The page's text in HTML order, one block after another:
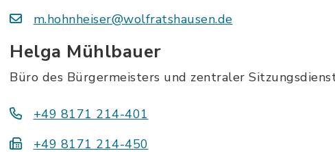
m.hohnheiser@wolfratshausen.de
Helga Mühlbauer
Büro des Bürgermeisters und zentraler
+49 8171 214-401
+49 8171 214-450